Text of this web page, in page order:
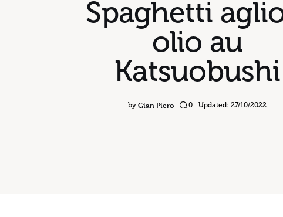
Spaghetti
olio au
Katsuobushi
by Gian Piero 0 Updated: 27/10/2022